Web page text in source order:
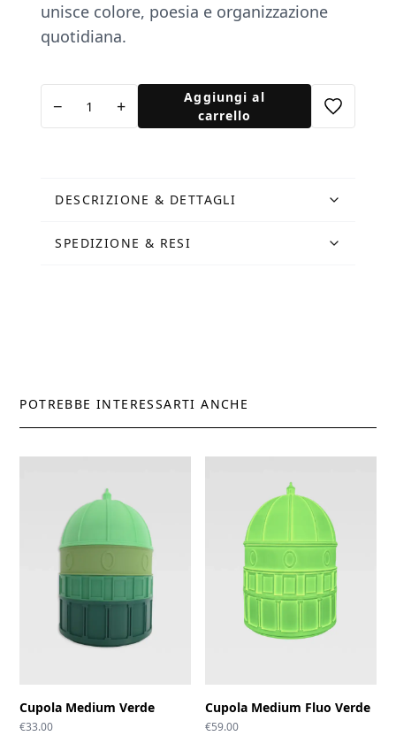
unisce colore, poesia e organizzazione
quotidiana.
Medium
− +
Aggiungi al
carrello
DESCRIZIONE & DETTAGLI
SPEDIZIONE & RESI
POTREBBE INTERESSARTI ANCHE
Cupola Medium Verde
€33.00
Cupola Medium Fluo Verde
€59.00